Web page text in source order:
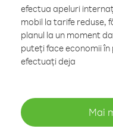
efectua apeluri
mobil la tarife reduse,
planul la un moment
puteți face economii
efectuați deja
Mai